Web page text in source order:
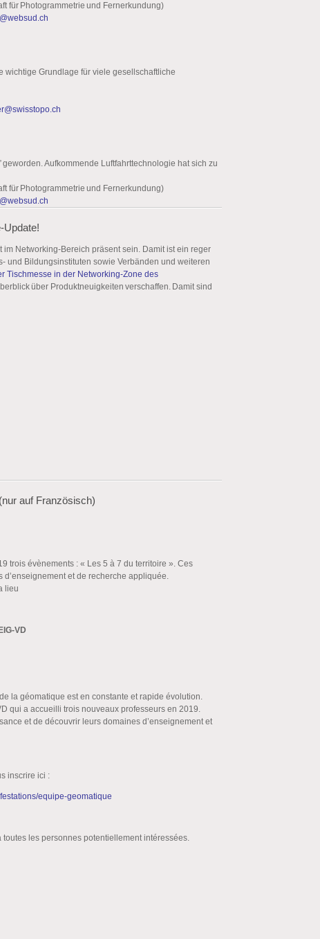
für Photogrammetrie und Fernerkundung)
wichtige Grundlage für viele gesellschaftliche
Aufkommende Luftfahrttechnologie hat sich zu
für Photogrammetrie und Fernerkundung)
Update!
Networking-Bereich präsent sein. Damit ist ein reger
und Bildungsinstituten sowie Verbänden und weiteren
Tischmesse in der Networking-Zone des
über Produktneuigkeiten verschaffen. Damit sind
auf Französisch)
trois évènements : « Les 5 à 7 du territoire ». Ces
et de recherche appliquée.
lieu
VD
la géomatique est en constante et rapide évolution.
qui a accueilli trois nouveaux professeurs en 2019.
et de découvrir leurs domaines d’enseignement et
inscrire ici :
equipe-geomatique
toutes les personnes potentiellement intéressées.